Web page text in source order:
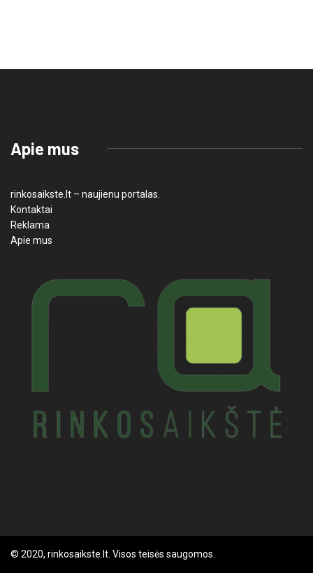
Apie mus
rinkosaikste.lt – naujienu portalas.
Kontaktai
Reklama
Apie mus
© 2020, rinkosaikste.lt. Visos teisės saugomos.